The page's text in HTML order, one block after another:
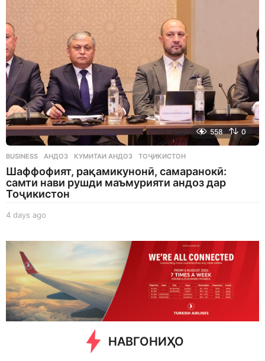
558 0
BUSINESS АНДОЗ ,КУМИТАИ АНДОЗ ,ТОҶИКИСТОН
Шаффофият, рақамикунонӣ, самаранокӣ:
самти нави рушди маъмурияти андоз дар
Тоҷикистон
4 days ago
g
o
НАВГОНИҲО